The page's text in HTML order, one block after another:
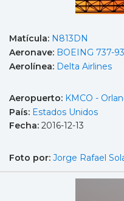
Matícula: N813DN
Aeronave: BOEING 737-
Aerolínea: Delta Airlines
Aeropuerto: KMCO -
País: Estados Unidos
Fecha: 2016-12-13
Foto por: Jorge Rafael